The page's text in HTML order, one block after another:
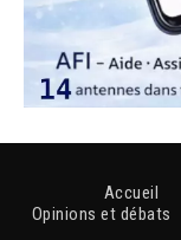
Accueil
Opinions et débats